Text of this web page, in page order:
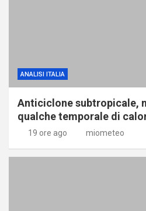
ANALISI ITALIA
Anticiclone subtropicale,
qualche temporale di
19 ore ago miometeo